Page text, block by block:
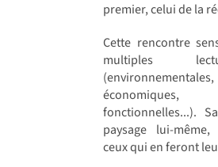
premier, celui de la
Cette rencontre
multiples
fonctionnelles...).
paysage lui-
ceux qui en feront